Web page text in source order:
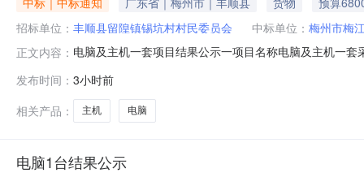
招标单位： 丰顺县留隍镇锡坑村村民委员会 中标单位： 梅州市梅
正文内容： 电脑及主机一套项目结果公示一项目名称电脑及主机一
12日,公示期间对本次交易程序或竞投结果有异议，请向
材料应加盖单
发布时间： 3小时前
相关产品：
主机 电脑
电脑1台结果公示